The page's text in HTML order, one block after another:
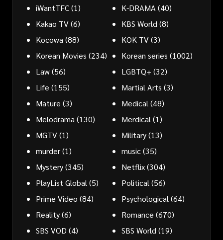
iWantTFC(1) K-DRAMA (40)
Kakao TV(6) KBS World (8)
Kocowa (88) KOK TV(3)
Korean Movies (234) Korean series (1002)
Law(56) LGBTQ+ (32)
Life (155) Martial Arts (3)
Mature (3) Medical (48)
Melodrama (130) Merdical (1)
MGTV(1) Military(13)
murder(1) music(35)
Mystery(345) Netflix(304)
PlayList Global (5) Political (56)
Prime Video (84) Psychological (64)
Reality(6) Romance (670)
SBS VOD (4) SBS World (19)